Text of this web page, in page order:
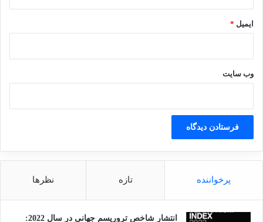
ایمیل *
وب‌ سایت
پرخواننده تازه نظرها
انتشار شاخص تروریسم جهانی در سال 2022: